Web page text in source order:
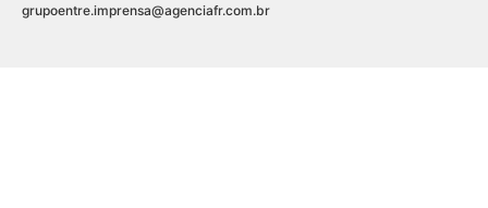
grupoentre.imprensa@agenciafr.com.br